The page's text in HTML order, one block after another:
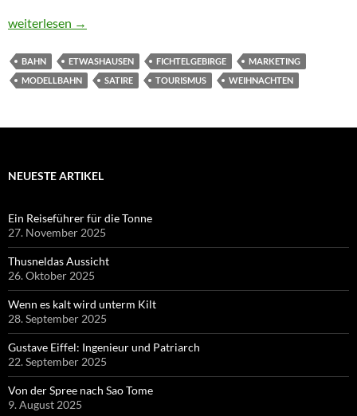
Weihnachtsbaum gegen schlechte Laune
weiterlesen →
BAHN ETWASHAUSEN FICHTELGEBIRGE
MARKETING
MODELLBAHN
SATIRE TOURISMUS WEIHNACHTEN
NEUESTE ARTIKEL
Ein Reiseführer für die Tonne
27. November 2025
Thusneldas Aussicht
26. Oktober 2025
Wenn es kalt wird unterm Kilt
28. September 2025
Gustave Eiffel: Ingenieur und Patriarch
22. September 2025
Von der Spree nach Sao Tome
9. August 2025